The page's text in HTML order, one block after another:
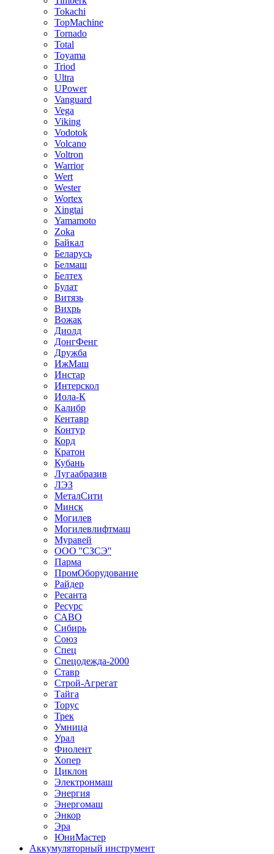
Tokachi
TopMachine
Tornado
Total
Toyama
Triod
Ultra
UPower
Vanguard
Vega
Viking
Vodotok
Volcano
Voltron
Warrior
Wert
Wester
Wortex
Xingtai
Yamamoto
Zoka
Байкал
Беларусь
Белмаш
Белтех
Булат
Витязь
Вихрь
Вожак
Диолд
ДонгФенг
Дружба
ИжМаш
Инстар
Интерскол
Иола-К
Калибр
Кентавр
Контур
Корд
Кратон
Кубань
Лугаабразив
ЛЭЗ
МеталСити
Минск
Могилев
Могилевлифтмаш
Муравей
ООО ''СЗСЭ''
Парма
ПромОборудование
Райдер
Ресанта
Ресурс
САВО
Сибирь
Союз
Спец
Спецодежда-2000
Ставр
Строй-Агрегат
Тайга
Торус
Трек
Умница
Урал
Фиолент
Хопер
Циклон
Электронмаш
Энергия
Энергомаш
Энкор
Эра
ЮниМастер
Аккумуляторный инструмент